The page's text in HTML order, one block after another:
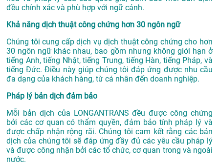
đều chính xác và phù hợp với ngữ cảnh.
Khả năng dịch thuật công chứng hơn 30 ngôn ngữ
Chúng tôi cung cấp dịch vụ dịch thuật công chứng cho hơn
30 ngôn ngữ khác nhau, bao gồm nhưng không giới hạn ở
tiếng Anh, tiếng Nhật, tiếng Trung, tiếng Hàn, tiếng Pháp, và
tiếng Đức. Điều này giúp chúng tôi đáp ứng được nhu cầu
đa dạng của khách hàng, từ cá nhân đến doanh nghiệp.
Pháp lý bản dịch đảm bảo
Mỗi bản dịch của LONGANTRANS đều được công chứng
bởi các cơ quan có thẩm quyền, đảm bảo tính pháp lý và
được chấp nhận rộng rãi. Chúng tôi cam kết rằng các bản
dịch của chúng tôi sẽ đáp ứng đầy đủ các yêu cầu pháp lý
và được công nhận bởi các tổ chức, cơ quan trong và ngoài
nước.